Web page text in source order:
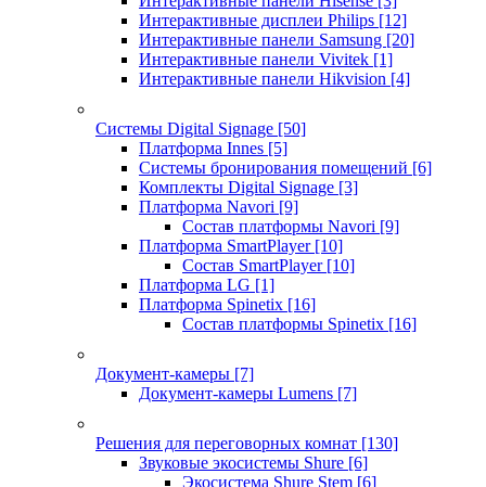
Интерактивные дисплеи Philips [12]
Интерактивные панели Samsung [20]
Интерактивные панели Vivitek [1]
Интерактивные панели Hikvision [4]
Системы Digital Signage [50]
Платформа Innes [5]
Системы бронирования помещений [6]
Комплекты Digital Signage [3]
Платформа Navori [9]
Состав платформы Navori [9]
Платформа SmartPlayer [10]
Состав SmartPlayer [10]
Платформа LG [1]
Платформа Spinetix [16]
Состав платформы Spinetix [16]
Документ-камеры [7]
Документ-камеры Lumens [7]
Решения для переговорных комнат [130]
Звуковые экосистемы Shure [6]
Экосистема Shure Stem [6]